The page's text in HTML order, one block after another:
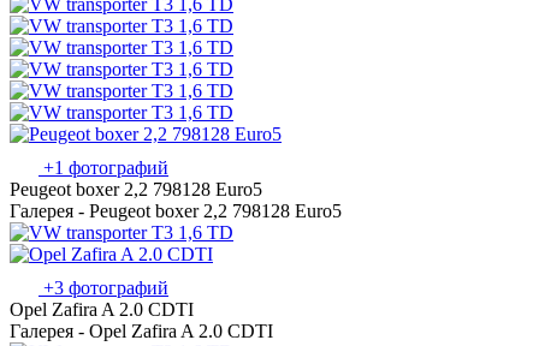
+1 фотографий
Peugeot boxer 2,2 798128 Euro5
Галерея - Peugeot boxer 2,2 798128 Euro5
+3 фотографий
Opel Zafira A 2.0 CDTI
Галерея - Opel Zafira A 2.0 CDTI